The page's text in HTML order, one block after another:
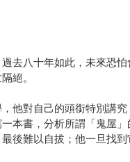
去八十年如此，未來恐怕
絕。
他對自己的頭銜特別講究
本書，分析所謂「鬼屋」
後難以自拔；他一旦找到